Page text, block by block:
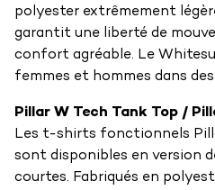
polyester extrêmement
garantit une liberté de
confort agréable. Le
femmes et hommes dans
Pillar W Tech Tank Top /
Les t-shirts fonctionnels
sont disponibles en version
courtes. Fabriqués en